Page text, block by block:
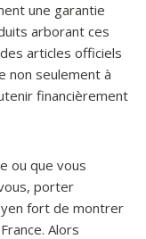
une garantie
arborant ces
articles officiels
non seulement à
financièrement
ou que vous
porter
fort de montrer
Alors